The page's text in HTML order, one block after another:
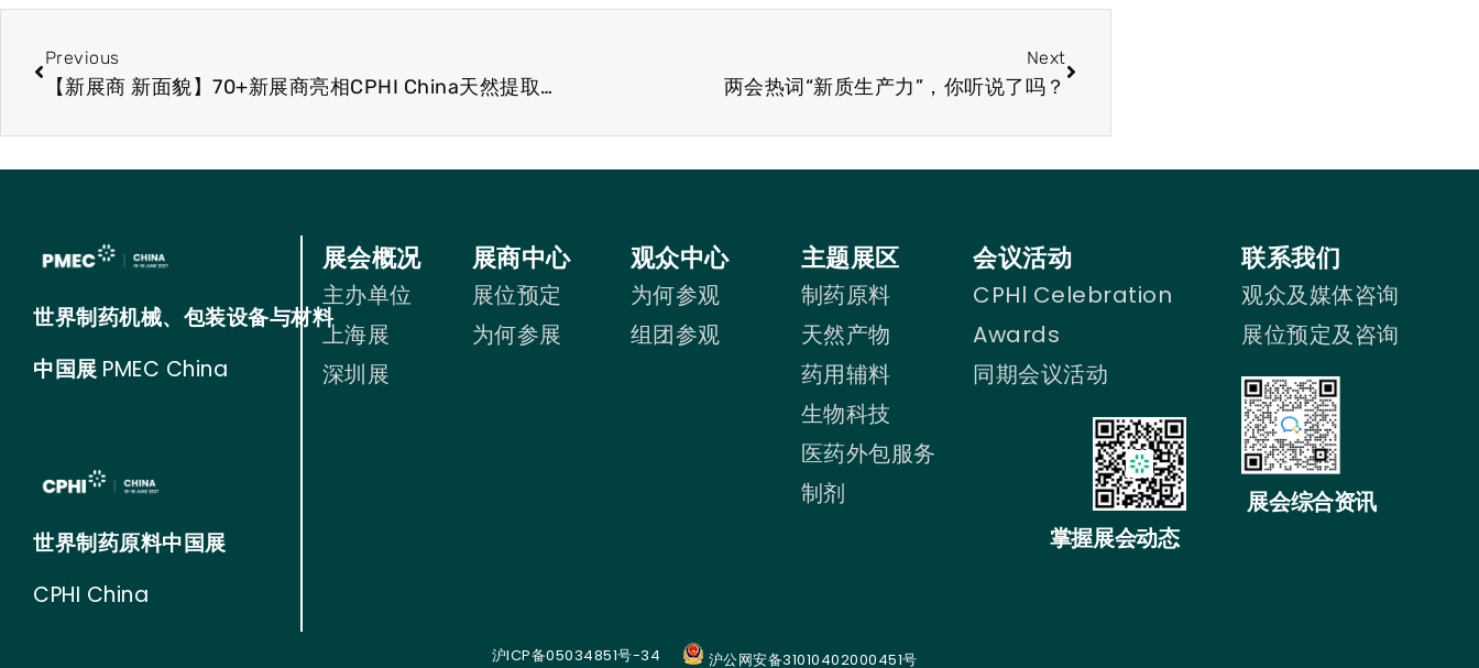
Previous
【新展商 新面貌】70+新展商亮相CPHI China天然提取物展区，超强阵容抢先预览
Next
两会热词“新质生产力”，你听说了吗？
世界制药机械、包装设备与材料
中国展 PMEC China
世界制药原料中国展
CPHI China
展会概况
主办单位
上海展
深圳展
展商中心
展位预定
为何参展
观众中心
为何参观
组团参观
主题展区
制药原料
天然产物
药用辅料
生物科技
医药外包服务
制剂
会议活动
CPHl Celebration
Awards
同期会议活动
掌握展会动态
联系我们
观众及媒体咨询
展位预定及咨询
展会综合资讯
沪ICP备05034851号-34 沪公网安备31010402000451号